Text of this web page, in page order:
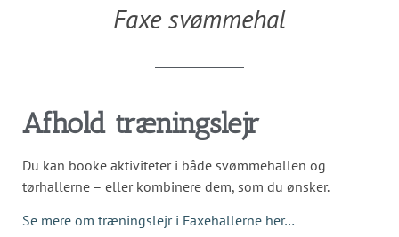
Faxe svømmehal
Afhold træningslejr
Du kan booke aktiviteter i både svømmehallen og
tørhallerne – eller kombinere dem, som du ønsker.
Se mere om træningslejr i Faxehallerne her…